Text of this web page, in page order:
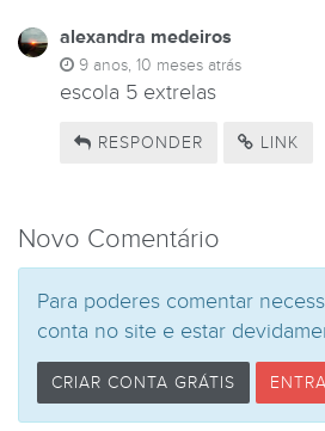
alexandra medeiros
9 anos, 10 meses atrás
escola 5 extrelas
RESPONDER LINK
Novo Comentário
Para poderes comentar
conta no site e estar
CRIAR CONTA GRÁTIS